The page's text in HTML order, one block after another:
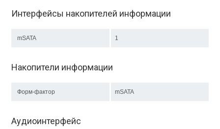
Интерфейсы накопителей информации
mSATA 1
Накопители информации
Форм-фактор mSATA
Аудиоинтерфейс